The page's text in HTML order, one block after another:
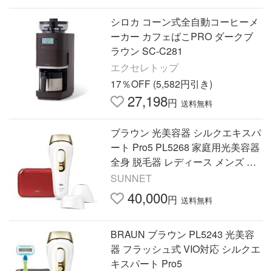
シロカ コーン式全自動コーヒーメ
ーカー カフェばこPRO ダークブ
ラウン SC-C281
エクセレトップ
17％OFF (5,582円引き)
27,198円 送料無料
ブラウン 光美容器 シルクエキスパ
ート Pro5 PL5268 家庭用光美容器
全身 脱毛器 レディース メンズ 女
性用 男性用 BRAUN
SUNNET
40,000円 送料無料
BRAUN ブラウン PL5243 光美容
器 フラッシュ式 VIO対応 シルクエ
キスパート Pro5